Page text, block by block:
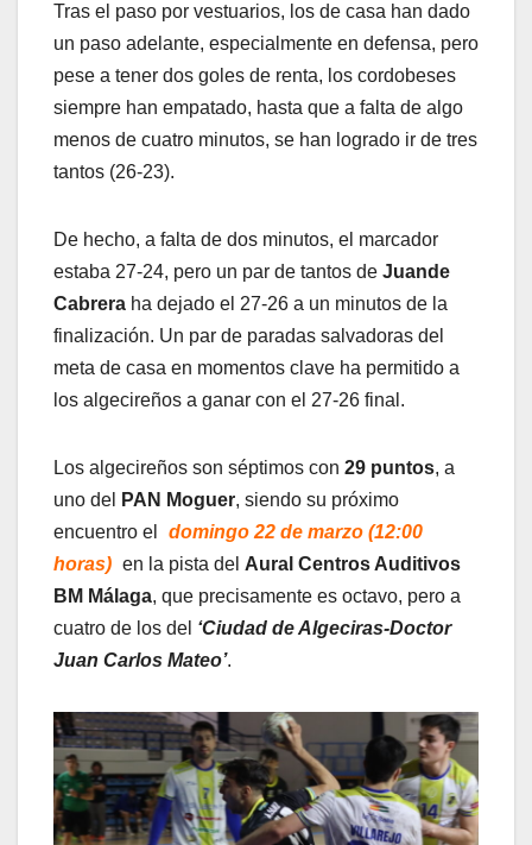
Tras el paso por vestuarios, los de casa han dado
un paso adelante, especialmente en defensa, pero
pese a tener dos goles de renta, los cordobeses
siempre han empatado, hasta que a falta de algo
menos de cuatro minutos, se han logrado ir de tres
tantos (26-23).
De hecho, a falta de dos minutos, el marcador
estaba 27-24, pero un par de tantos de Juande
Cabrera ha dejado el 27-26 a un minutos de la
finalización. Un par de paradas salvadoras del
meta de casa en momentos clave ha permitido a
los algecireños a ganar con el 27-26 final.
Los algecireños son séptimos con 29 puntos, a
uno del
PAN Moguer, siendo su próximo
encuentro el
domingo 22 de marzo (12:00
horas) en la pista del Aural Centros Auditivos
BM Málaga, que precisamente es octavo, pero a
cuatro de los del ‘Ciudad de Algeciras-Doctor
Juan Carlos Mateo’.